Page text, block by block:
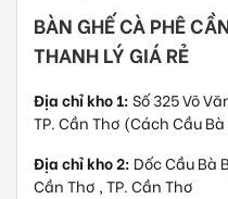
BÀN GHẾ CÀ PHÊ
THANH LÝ GIÁ RẺ
Địa chỉ kho 1:Số 325 Võ
TP. Cần Thơ (Cách Cầu
Địa chỉ kho 2: Dốc Cầu Bà
Cần Thơ , TP. Cần Thơ